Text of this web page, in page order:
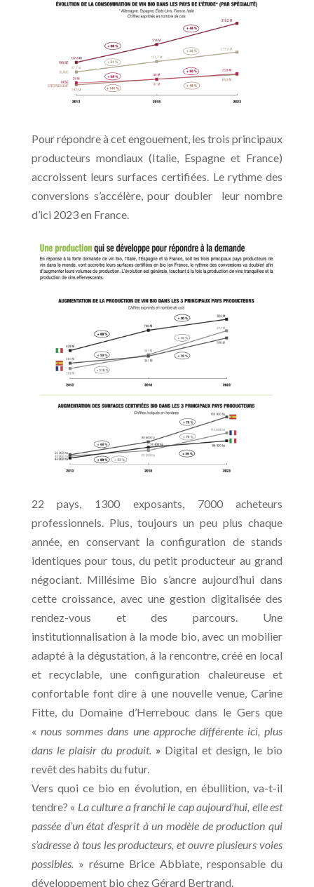
Pour répondre à cet engouement, les trois principaux
producteurs mondiaux (Italie, Espagne et France)
accroissent leurs surfaces certifiées. Le rythme des
conversions s’accélère, pour doubler leur nombre
d’ici 2023 en France.
22 pays, 1300 exposants, 7000 acheteurs
professionnels. Plus, toujours un peu plus chaque
année, en conservant la configuration de stands
identiques pour tous, du petit producteur au grand
négociant. Millésime Bio s’ancre aujourd’hui dans
cette croissance, avec une gestion digitalisée des
rendez-vous et des parcours. Une
institutionnalisation à la mode bio, avec un mobilier
adapté à la dégustation, à la rencontre, créé en local
et recyclable, une configuration chaleureuse et
confortable font dire à une nouvelle venue, Carine
Fitte, du Domaine d’Herrebouc dans le Gers que
« nous sommes dans une approche différente ici, plus
dans le plaisir du produit.» Digital et design, le bio
revêt des habits du futur.
Vers quoi ce bio en évolution, en ébullition, va-t-il
tendre? « La culture a franchi le cap aujourd’hui, elle est
passée d’un état d’esprit à un modèle de production qui
s’adresse à tous les producteurs, et ouvre plusieurs voies
possibles.» résume Brice Abbiate, responsable du
développement bio chez Gérard Bertrand.